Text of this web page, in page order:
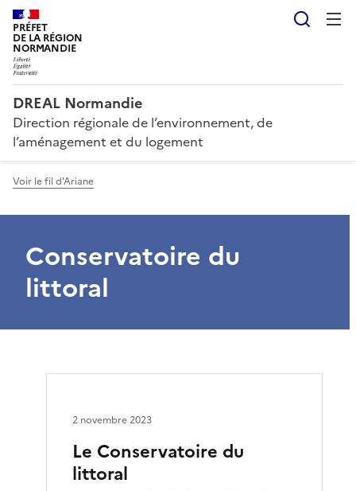
PRÉFET
DE LA RÉGION
NORMANDIE
DREAL Normandie
Direction régionale de l’environnement, de
l’aménagement et du logement
Voir le fil d'Ariane
Conservatoire du
littoral
Le Conservatoire du
littoral
2 novembre 2023